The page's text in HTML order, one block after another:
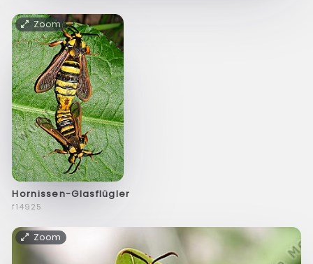
Zoom
Hornissen-Glasflügler
f14925
Zoom